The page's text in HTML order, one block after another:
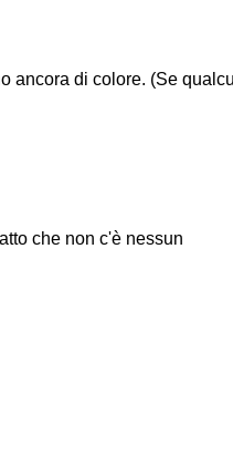
ancora di colore. (Se
che non c'è nessun